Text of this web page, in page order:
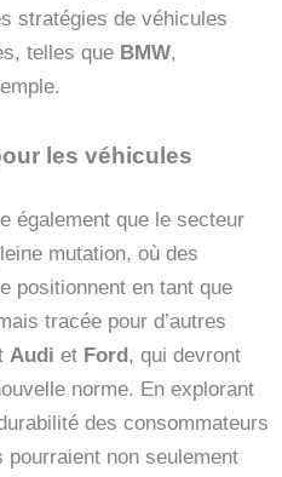
stratégies de véhicules
telles que BMW,
les véhicules
également que le secteur
mutation, où des
positionnent en tant que
tracée pour d’autres
Audi et Ford, qui devront
norme. En explorant
des consommateurs
non seulement